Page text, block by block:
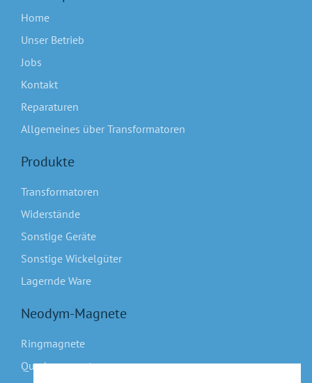
Home
Unser Betrieb
Jobs
Kontakt
Reparaturen
Allgemeines über Transformatoren
Produkte
Transformatoren
Widerstände
Sonstige Geräte
Sonstige Wickelgüter
Lagernde Ware
Neodym-Magnete
Ringmagnete
Quadermagnete